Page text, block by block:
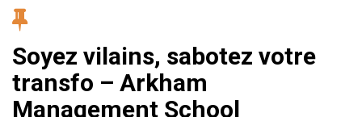
Soyez vilains, sabotez votre
transfo – Arkham
Management School